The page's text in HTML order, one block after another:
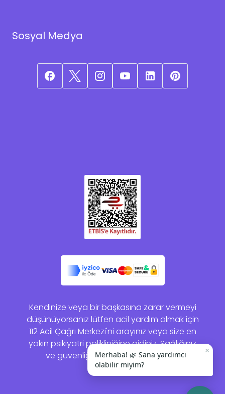
Sosyal Medya
Kendinize veya bir başkasına zarar vermeyi
düşünüyorsanız lütfen acil yardım almak için
112 Acil Çağrı Merkezi'ni arayınız veya size en
yakın psikiyatri polikliniğine gidiniz. Sağlığınız
ve güvenliğiniz bizim için önemlidir.
×
Merhaba! 🌿 Sana yardımcı
olabilir miyim?